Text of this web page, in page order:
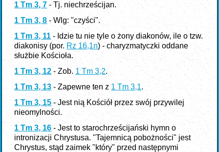
1 Tm 3, 7 - Tj. niechrześcijan.
1 Tm 3, 8 - Wlg: "czyści".
1 Tm 3, 11- Idzie tu nie tyle o żony diakonów, ile o tzw.
diakonisy (por. Rz 16,1n) - charyzmatyczki oddane
służbie Kościoła.
1 Tm 3, 12 - Zob. 1 Tm 3,2.
1 Tm 3, 13 - Zapewne ten z 1 Tm 3,1.
1 Tm 3, 15- Jest nią Kościół przez swój przywilej
nieomylności.
1 Tm 3, 16 - Jest to starochrześcijański hymn o
intronizacji Chrystusa. "Tajemnicą pobożności" jest
Chrystus, stąd zaimek "który" przed następnymi